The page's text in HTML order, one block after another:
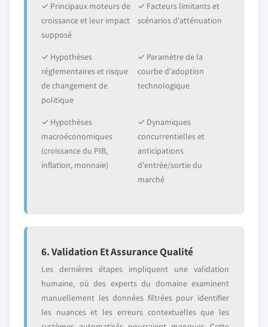
✓ Principaux moteurs de
croissance et leur impact
supposé
✓ Facteurs limitants et
scénarios d'atténuation
✓ Hypothèses
réglementaires et risque
de changement de
politique
✓ Paramètre de la
courbe d'adoption
technologique
✓ Hypothèses
macroéconomiques
(croissance du PIB,
inflation, monnaie)
✓ Dynamiques
concurrentielles et
anticipations
d'entrée/sortie du
marché
6. Validation Et Assurance Qualité
Les dernières étapes impliquent une validation
humaine, où des experts du domaine examinent
manuellement les données filtrées pour identifier
les nuances et les erreurs contextuelles que les